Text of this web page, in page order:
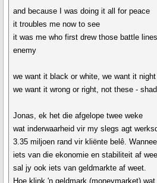
and because I was doing it all for peace
it troubles me now to see
it was me who first drew those battle
enemy
we want it black or white, we want it
we want it wrong or right, not these -
Jonas, ek het die afgelope twee weke
wat inderwaarheid vir my slegs agt
3.35 miljoen rand vir kliënte belê.
iets van die ekonomie en stabiliteit af
sal jy ook iets van geldmarkte af weet.
Hoe klink 'n geldmark (moneymarket)